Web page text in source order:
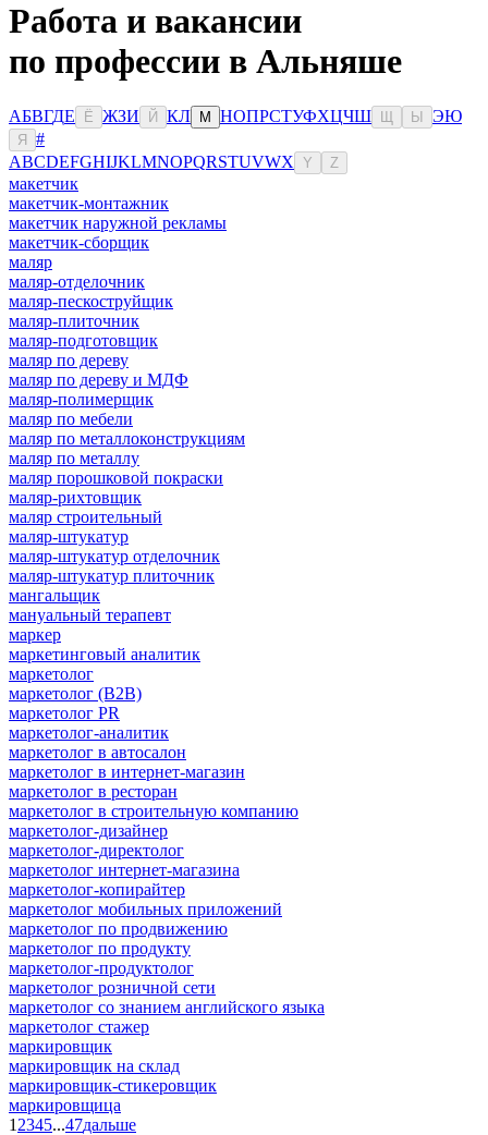
Работа и вакансии
по профессии в Альняше
АБВГДЕ Ё ЖЗИ Й КЛ М НОПРСТУФХЦЧШ Ы ЭЮ
Я
#
ABCDEFGHIJKLMNOPQRSTUVWX Y Z
макетчик
макетчик-монтажник
макетчик наружной рекламы
макетчик-сборщик
маляр
маляр-отделочник
маляр-пескоструйщик
маляр-плиточник
маляр-подготовщик
маляр по дереву
маляр по дереву и МДФ
маляр-полимерщик
маляр по мебели
маляр по металлоконструкциям
маляр по металлу
маляр порошковой покраски
маляр-рихтовщик
маляр строительный
маляр-штукатур
маляр-штукатур отделочник
маляр-штукатур плиточник
мангальщик
мануальный терапевт
маркер
маркетинговый аналитик
маркетолог
маркетолог (B2B)
маркетолог PR
маркетолог-аналитик
маркетолог в автосалон
маркетолог в интернет-магазин
маркетолог в ресторан
маркетолог в строительную компанию
маркетолог-дизайнер
маркетолог-директолог
маркетолог интернет-магазина
маркетолог-копирайтер
маркетолог мобильных приложений
маркетолог по продвижению
маркетолог по продукту
маркетолог-продуктолог
маркетолог розничной сети
маркетолог со знанием английского языка
маркетолог стажер
маркировщик
маркировщик на склад
маркировщик-стикеровщик
маркировщица
1 2345...47дальше